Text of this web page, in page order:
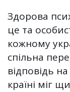
Здорова
це та
кожному
спільна
відповідь
країні міг